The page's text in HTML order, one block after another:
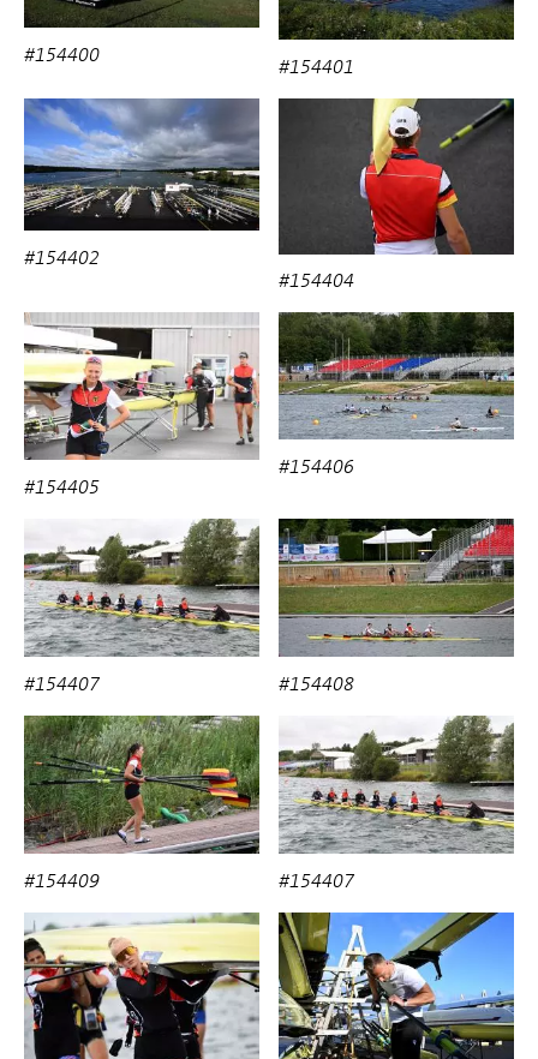
#154400 #154401
#154402
#154404
#154405
#154406
#154407 #154408
#154409 #154407